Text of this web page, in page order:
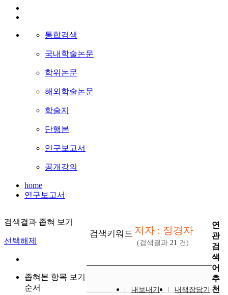
통합검색
국내학술논문
학위논문
해외학술논문
학술지
단행본
연구보고서
공개강의
home
연구보고서
검색결과 좁혀 보기
선택해제
좁혀본 항목 보기
순서
검색키워드 저자 : 정경자
(검색결과 21 건)
내보내기
내책장담기
연
관
검
색
어
추
천